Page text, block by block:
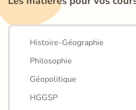
Histoire-Géographie
Philosophie
Géopolitique
HGGSP